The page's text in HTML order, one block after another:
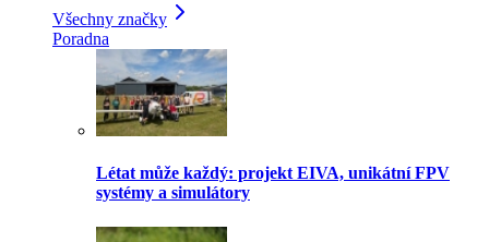
Všechny značky
Poradna
Létat může každý: projekt EIVA, unikátní FPV
systémy a simulátory